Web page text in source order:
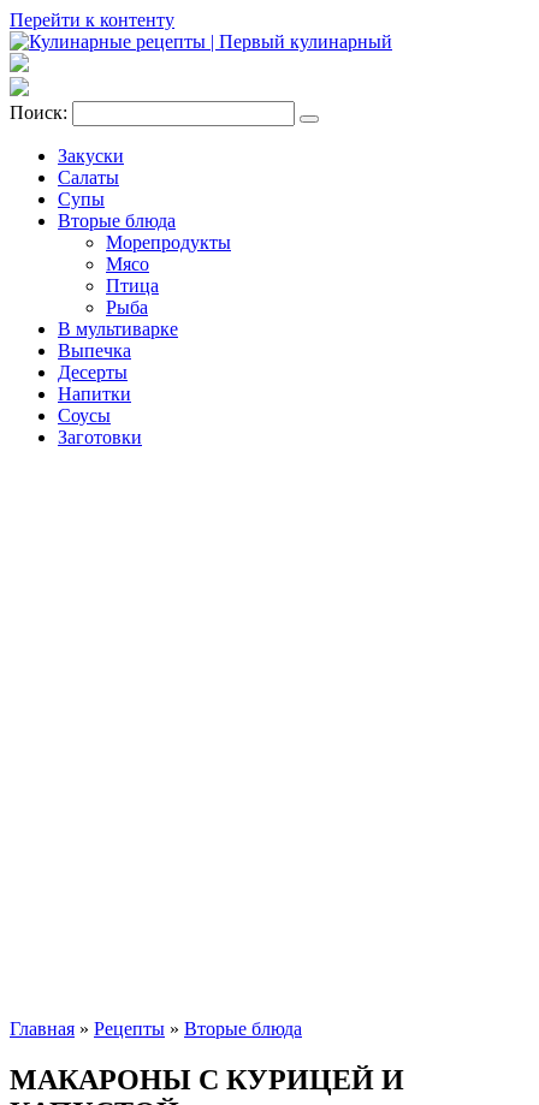
Перейти к контенту
Поиск:
Закуски
Салаты
Супы
Вторые блюда
Морепродукты
Мясо
Птица
Рыба
В мультиварке
Выпечка
Десерты
Напитки
Соусы
Заготовки
Главная » Рецепты » Вторые блюда
МАКАРОНЫ С КУРИЦЕЙ И